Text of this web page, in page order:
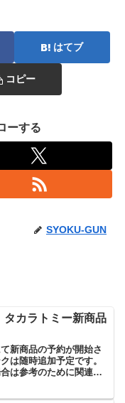
はてブ
コピー
ーする
SYOKU-GUN
カラトミー新商品
新商品の予約が開始さ
は随時追加予定です。
は参考のために関連商